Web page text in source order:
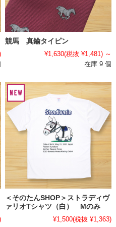
競馬 真鍮タイピン
¥1,630(税抜 ¥1,481) ～
在庫 9 個
＜そのたんSHOP＞ストラディヴ
ァリオTシャツ（白） Mのみ
¥1,500(税抜 ¥1,363)